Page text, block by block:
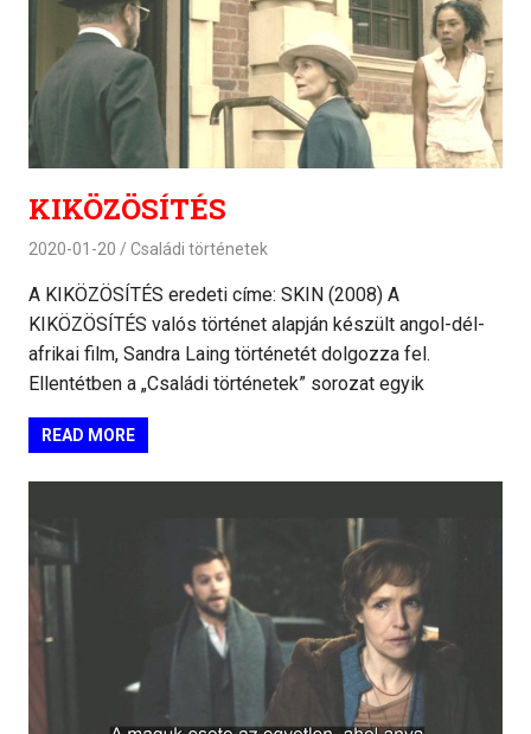
KIKÖZÖSÍTÉS
2020-01-20 Családi történetek
A KIKÖZÖSÍTÉS eredeti címe: SKIN (2008) A
KIKÖZÖSÍTÉS valós történet alapján készült angol-dél-
afrikai film, Sandra Laing történetét dolgozza fel.
Ellentétben a „Családi történetek” sorozat egyik
READ MORE